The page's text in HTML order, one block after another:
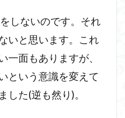
しないのです。それ
いと思います。これ
一面もありますが、
という意識を変えて
した(逆も然り)。